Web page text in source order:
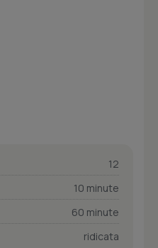
12
10 minute
60 minute
ridicata